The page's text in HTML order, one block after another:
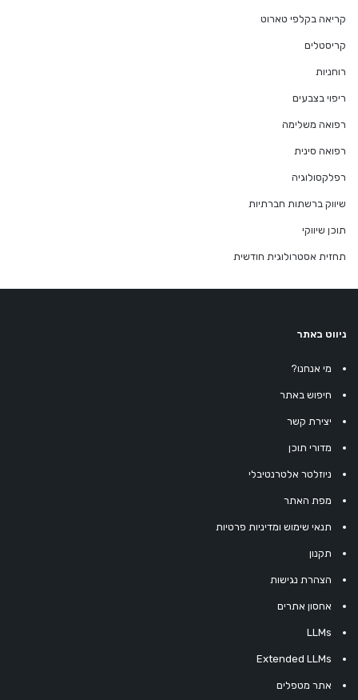
קריאה בקלפי טארוט
קריסטלים
רוחניות
ריפוי בצבעים
רפואה משלימה
רפואה סינית
רפלקסולוגיה
שיווק ברשתות חברתיות
תוכן שיווקי
תחזית אסטרולוגית חודשית
ניווט באתר
מי אנחנו?
חיפוש באתר
יצירת קשר
מדורי תוכן
ניוזלטר אלטרנטיבלי
מפת האתר
תנאי שימוש ומדיניות פרטיות
תקנון
הצהרת נגישות
אחסון אתרים
LLMs
Extended LLMs
אתר מטפלים